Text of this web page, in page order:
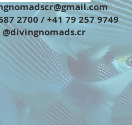
2700 / +41 79 257 9749
@divingnomads.cr